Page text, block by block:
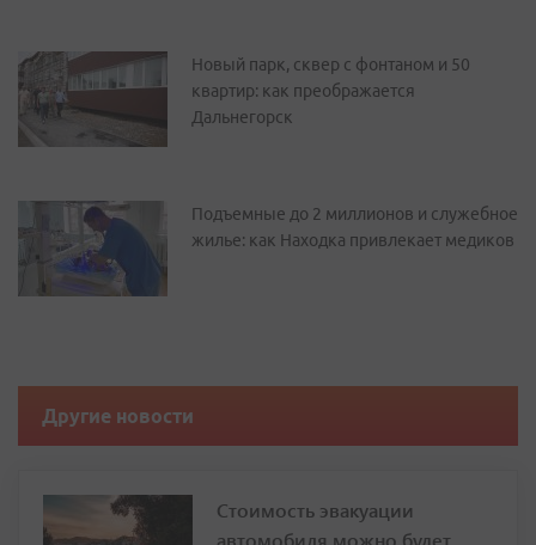
Новый парк, сквер с фонтаном и 50
квартир: как преображается
Дальнегорск
Подъемные до 2 миллионов и служебное
жилье: как Находка привлекает медиков
Другие новости
Стоимость эвакуации
автомобиля можно будет